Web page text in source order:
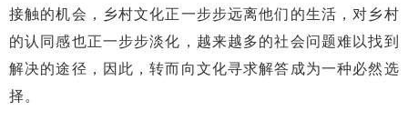
接触的机会，乡村文化正一步步远离他们的生活，对乡村
的认同感也正一步步淡化，越来越多的社会问题难以找到
解决的途径，因此，转而向文化寻求解答成为一种必然选
择。